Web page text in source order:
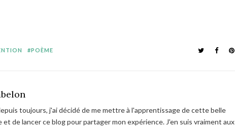
POÈME
toujours, j'ai décidé de me mettre à l'apprentissage de cette belle
de lancer ce blog pour partager mon expérience. J'en suis vraiment aux